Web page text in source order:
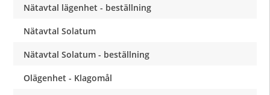
Nätavtal lägenhet - beställning
Nätavtal Solatum
Nätavtal Solatum - beställning
Olägenhet - Klagomål